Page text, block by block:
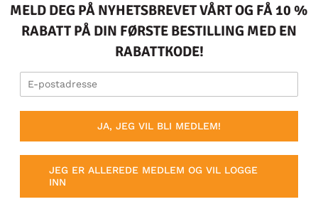
MELD DEG PÅ NYHETSBREVET VÅRT OG FÅ 10 %
RABATT PÅ DIN FØRSTE BESTILLING MED EN
RABATTKODE!
JA, JEG VIL BLI MEDLEM!
JEG ER ALLEREDE MEDLEM OG VIL LOGGE
INN